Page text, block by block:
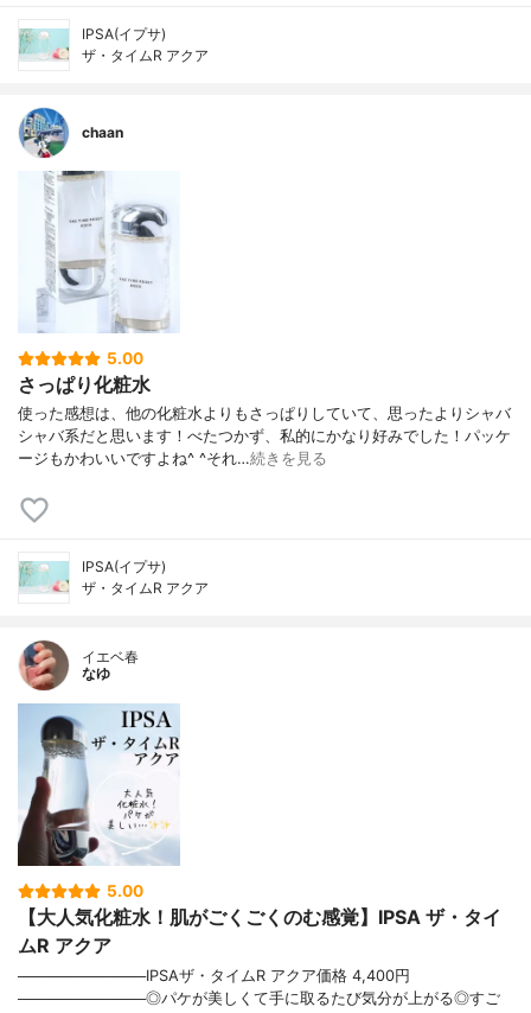
IPSA(イプサ)
ザ・タイムR アクア
chaan
5.00
さっぱり化粧水
使った感想は、他の化粧水よりもさっぱりしていて、思ったよりシャバ
シャバ系だと思います！べたつかず、私的にかなり好みでした！パッケ
ージもかわいいですよね^ ^それ…続きを見る
IPSA(イプサ)
ザ・タイムR アクア
イエベ春
なゆ
5.00
【大人気化粧水！肌がごくごくのむ感覚】IPSA ザ・タイ
ムR アクア
────────────IPSAザ・タイムR アクア価格 4,400円
────────────◎パケが美しくて手に取るたび気分が上がる◎すご